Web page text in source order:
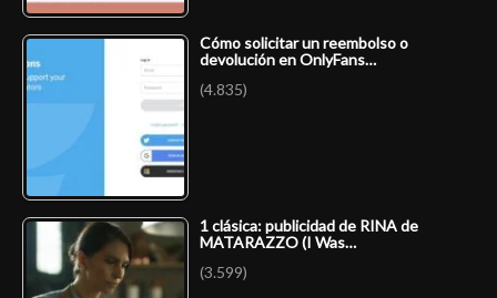
Cómo solicitar un reembolso o
devolución en OnlyFans…
(4.835)
1 clásica: publicidad de RINA de
MATARAZZO (I Was…
(3.599)